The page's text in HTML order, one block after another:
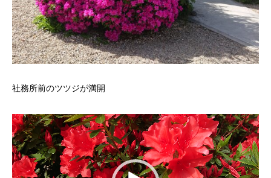
社務所前のツツジが満開
動
画
プ
レ